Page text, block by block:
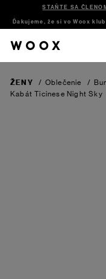
STAŇTE SA
Ďakujeme, že si vo Woox
ŽENY / Oblečenie /
Kabát Ticinese Night Sky